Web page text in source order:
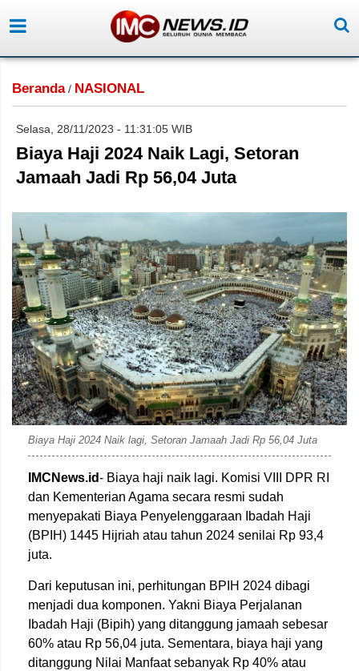
Beranda/ NASIONAL
Selasa, 28/11/2023 - 11:31:05 WIB
Biaya Haji 2024 Naik Lagi, Setoran
Jamaah Jadi Rp 56,04 Juta
Biaya Haji 2024 Naik lagi, Setoran Jamaah Jadi Rp 56,04 Juta
IMCNews.id- Biaya haji naik lagi. Komisi VIII DPR RI
dan Kementerian Agama secara resmi sudah
menyepakati Biaya Penyelenggaraan Ibadah Haji
(BPIH) 1445 Hijriah atau tahun 2024 senilai Rp 93,4
juta.
Dari keputusan ini, perhitungan BPIH 2024 dibagi
menjadi dua komponen. Yakni Biaya Perjalanan
Ibadah Haji (Bipih) yang ditanggung jamaah sebesar
60% atau Rp 56,04 juta. Sementara, biaya haji yang
ditanggung Nilai Manfaat sebanyak Rp 40% atau